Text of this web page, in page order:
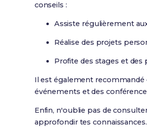
conseils :
Assiste régulièrement
Réalise des projets
Profite des stages et
Il est également recommandé
événements et des
Enfin, n'oublie pas de
approfondir tes connaissances.